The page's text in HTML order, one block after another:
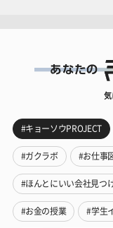
気
#キョーソウPROJECT
#ガクラボ #お仕事
#ほんとにいい会社見つ
#お金の授業 #学生